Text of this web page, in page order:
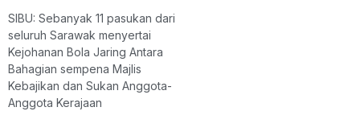
SIBU: Sebanyak 11 pasukan dari
seluruh Sarawak menyertai
Kejohanan Bola Jaring Antara
Bahagian sempena Majlis
Kebajikan dan Sukan Anggota-
Anggota Kerajaan